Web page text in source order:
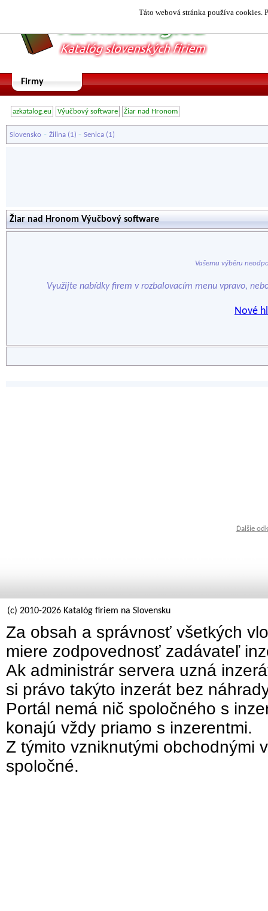
Táto webová stránka používa cookies.
Firmy
azkatalog.eu Výučbový software Žiar nad Hronom
Slovensko - Žilina (1) - Senica (1)
Žiar nad Hronom Výučbový software
Vašemu výběru
Využijte nabídky firem v rozbalovacím menu vpravo,
Nové
Ďalšie
(c) 2010-2026 Katalóg firiem na Slovensku
Za obsah a správnosť všetkých
miere zodpovednosť zadávateľ
Ak administrár servera uzná
si právo takýto inzerát bez
Portál nemá nič spoločného s
konajú vždy priamo s inzerentmi.
Z týmito vzniknutými obchodnými
spoločné.